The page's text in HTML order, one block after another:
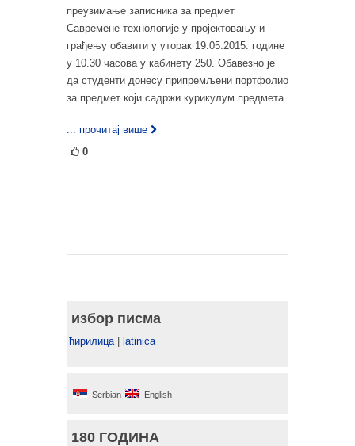
преузимање записника за предмет
Савремене технологије у пројектовању и
грађењу обавити у уторак 19.05.2015. године
у 10.30 часова у кабинету 250. Обавезно је
да студенти донесу припремљени портфолио
за предмет који садржи курикулум предмета.
... прочитај више
0
избор писма
ћирилица | latinica
Serbian English
180 ГОДИНА